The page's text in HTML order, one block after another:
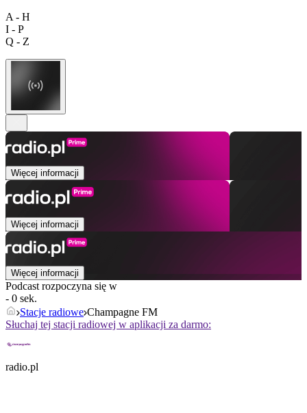
A - H
I - P
Q - Z
Więcej informacji
Więcej informacji
Więcej informacji
Podcast rozpoczyna się w
- 0 sek.
Stacje radiowe Champagne FM
Słuchaj tej stacji radiowej w aplikacji za darmo:
radio.pl